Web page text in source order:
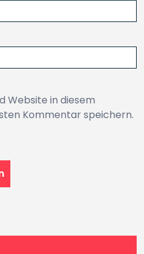
Website in diesem
Kommentar speichern.